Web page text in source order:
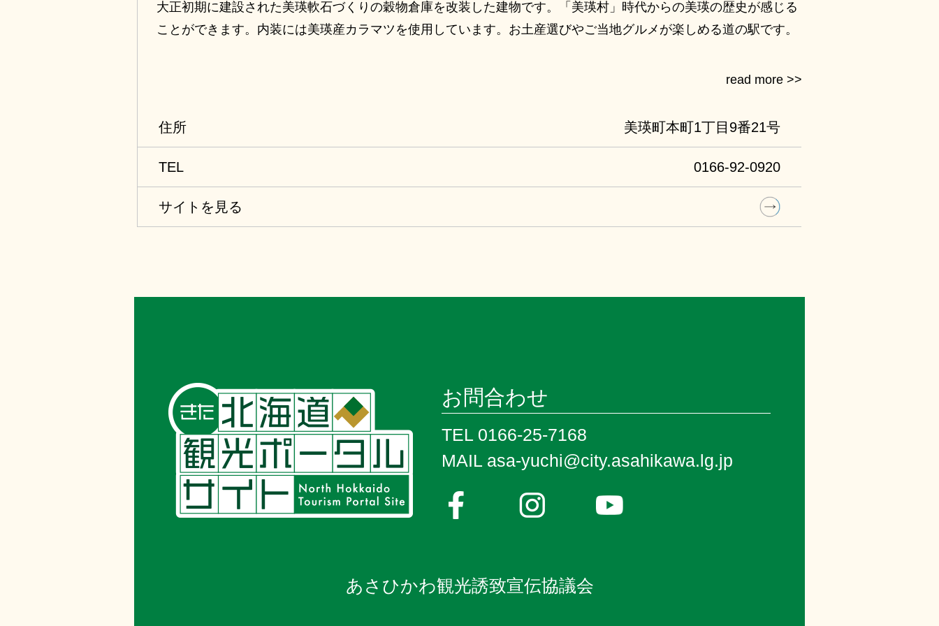
大正初期に建設された美瑛軟石づくりの穀物倉庫を改装した建物です。「美瑛村」時代からの美瑛の歴史が感じる
ことができます。内装には美瑛産カラマツを使用しています。お土産選びやご当地グルメが楽しめる道の駅です。
住所 美瑛町本町1丁目9番21号
TEL 0166-92-0920
サイトを見る
お問合わせ
TEL 0166-25-7168
MAIL asa-yuchi@city.asahikawa.lg.jp
あさひかわ観光誘致宣伝協議会